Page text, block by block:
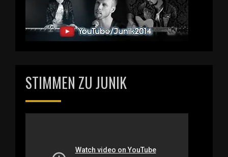
STIMMEN ZU JUNIK